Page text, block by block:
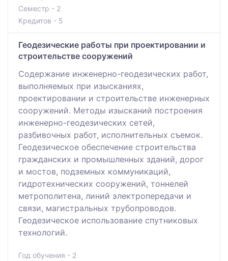
Семестр - 2
Кредитов - 5
Геодезические работы при проектировании и
строительстве сооружений
Содержание инженерно-геодезических работ,
выполняемых при изысканиях,
проектировании и строительстве инженерных
сооружений. Методы изысканий построения
инженерно-геодезических сетей,
разбивочных работ, исполнительных съемок.
Геодезическое обеспечение строительства
гражданских и промышленных зданий, дорог
и мостов, подземных коммуникаций,
гидротехнических сооружений, тоннелей
метрополитена, линий электропередачи и
связи, магистральных трубопроводов.
Геодезическое использование спутниковых
технологий.
Год обучения - 2